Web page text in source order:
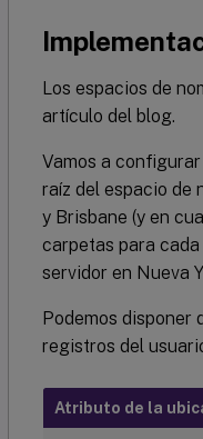
Los espacios de
artículo del blog.
Vamos a
raíz del espacio de
y Brisbane (y en
carpetas para
servidor en Nueva
Podemos disponer
registros del
Atributo de la